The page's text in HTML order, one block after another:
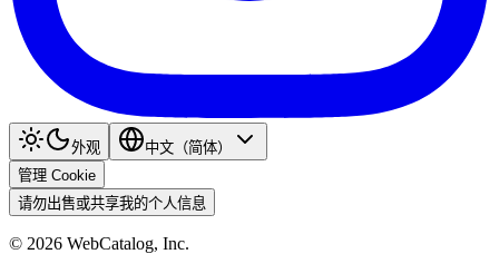
外观
中文（简体）
管理 Cookie
请勿出售或共享我的个人信息
© 2026 WebCatalog, Inc.